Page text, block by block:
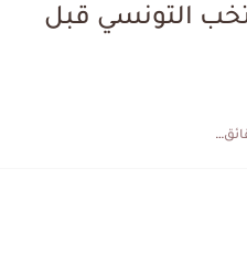
التونسي قبل